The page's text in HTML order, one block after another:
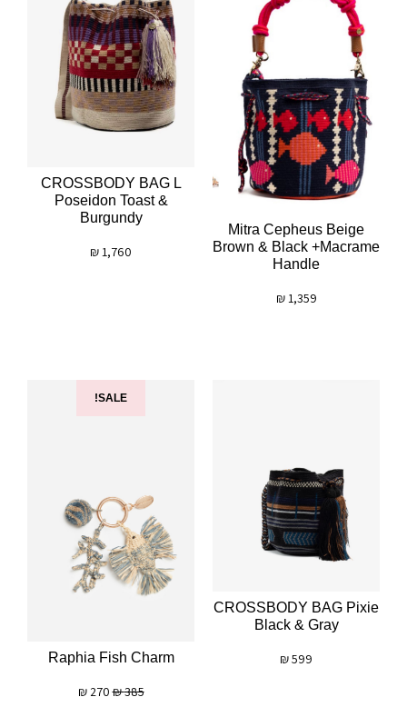
Mitra Cepheus Beige
Brown & Black +macrame
Handle
1,359
₪
CROSSBODY BAG L
Poseidon Toast &
Burgundy
1,760
₪
CROSSBODY BAG Pixie
Black & Gray
599
₪
SALE!
Raphia Fish Charm
385
₪
270
₪